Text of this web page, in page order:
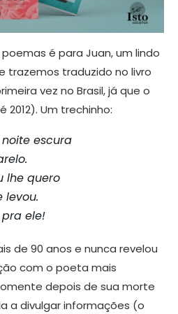
é para Juan, um lindo
trazemos traduzido no livro
vez no Brasil, já que o
Um trechinho:
escura
lhe quero
levou.
pra ele!
de 90 anos e nunca revelou
com o poeta mais
depois de sua morte
a divulgar informações (o